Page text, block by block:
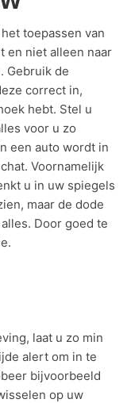
toepassen van
en niet alleen naar
Gebruik de
correct in,
hebt. Stel u
voor u zo
een auto wordt in
Voornamelijk
u in uw spiegels
maar de dode
Door goed te
laat u zo min
alert om in te
bijvoorbeeld
op uw